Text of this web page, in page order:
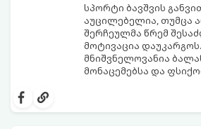
სპორტი ბავშვის
აუცილებელია, თუმცა
შერჩეულმა წრემ
მოტივაცია
მნიშვნელოვანია
მონაცემებსა და